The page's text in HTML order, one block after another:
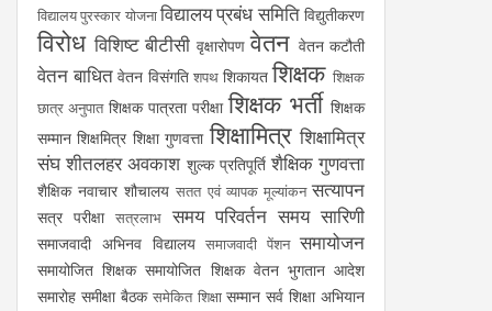
विद्यालय पुरस्कार योजनाविद्यालय प्रबंध समिति विद्युतीकरण
विरोध विशिष्ट बीटीसी वृक्षारोपण वेतन वेतन कटौती
वेतन बाधित वेतन विसंगति शपथ शिकायत शिक्षक शिक्षक
छात्र अनुपात शिक्षक पात्रता परीक्षा शिक्षक भर्ती शिक्षक
सम्मान शिक्षमित्र शिक्षा गुणवत्ता शिक्षामित्र शिक्षामित्र
संघ शीतलहर अवकाश शुल्क प्रतिपूर्ति शैक्षिक गुणवत्ता
शैक्षिक नवाचार शौचालय सतत एवं व्यापक मूल्यांकन सत्यापन
सत्र परीक्षा सत्रलाभ समय परिवर्तन समय सारिणी
समाजवादी अभिनव विद्यालय समाजवादी पेंशन समायोजन
समायोजित शिक्षक समायोजित शिक्षक वेतन भुगतान आदेश
समारोह समीक्षा बैठक समेकित शिक्षा सम्मान सर्व शिक्षा अभियान